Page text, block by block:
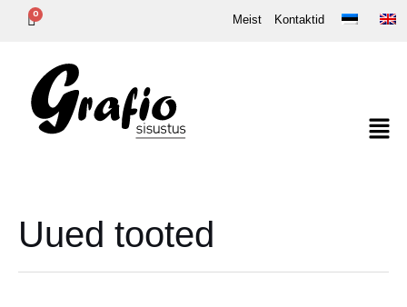
Skip
content
Meist Kontaktid
Uued tooted